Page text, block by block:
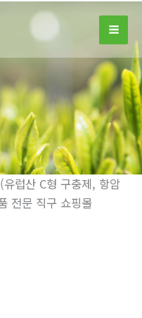
럽산 C형 구충제, 항암
전문 직구 쇼핑몰